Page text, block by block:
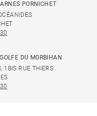
PORNICHET
DU MORBIHAN
1BIS RUE THIERS